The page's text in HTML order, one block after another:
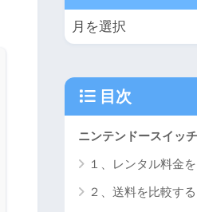
目次
ニンテンドースイッ
１、レンタル料金
２、送料を比較する